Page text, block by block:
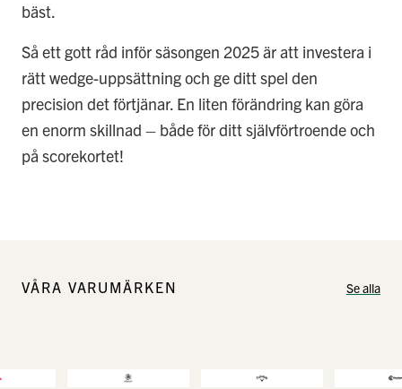
bäst.
Så ett gott råd inför säsongen 2025 är att investera i
rätt wedge-uppsättning och ge ditt spel den
precision det förtjänar. En liten förändring kan göra
en enorm skillnad – både för ditt självförtroende och
på scorekortet!
VÅRA VARUMÄRKEN Se alla